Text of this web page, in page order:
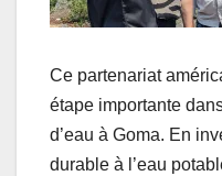
Ce partenariat
étape importante
d’eau à Goma. En
durable à l’eau